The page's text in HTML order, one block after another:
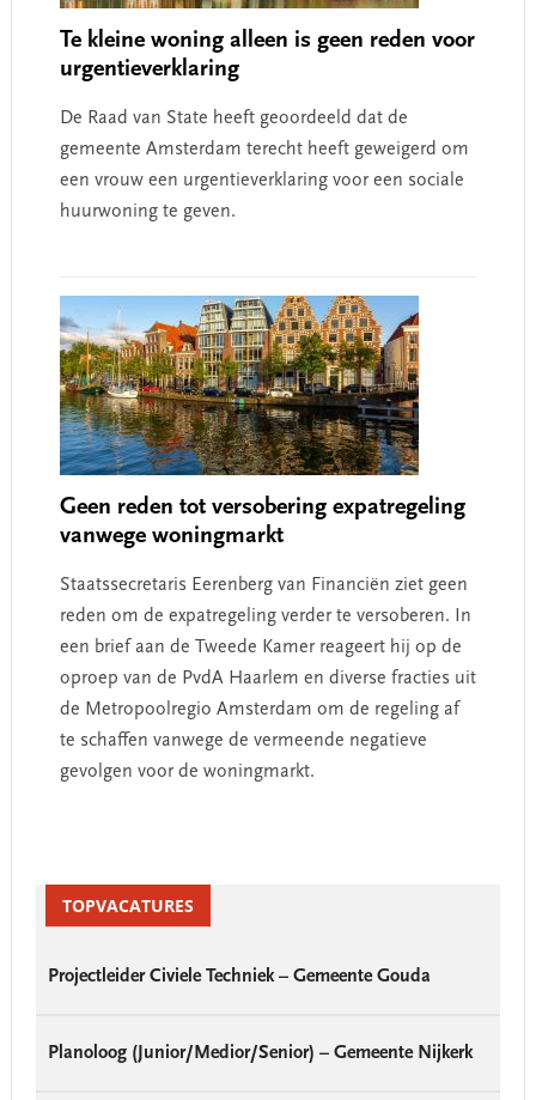
Te kleine woning alleen is geen reden voor
urgentieverklaring
De Raad van State heeft geoordeeld dat de
gemeente Amsterdam terecht heeft geweigerd om
een vrouw een urgentieverklaring voor een sociale
huurwoning te geven.
Geen reden tot versobering expatregeling
vanwege woningmarkt
Staatssecretaris Eerenberg van Financiën ziet geen
reden om de expatregeling verder te versoberen. In
een brief aan de Tweede Kamer reageert hij op de
oproep van de PvdA Haarlem en diverse fracties uit
de Metropoolregio Amsterdam om de regeling af
te schaffen vanwege de vermeende negatieve
gevolgen voor de woningmarkt.
SidebarTOPVACATURES
Projectleider Civiele Techniek – Gemeente Gouda
Planoloog (Junior/Medior/Senior) – Gemeente Nijkerk